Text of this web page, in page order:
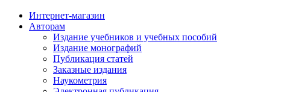
Интернет-магазин
Авторам
Издание учебников и учебных пособий
Издание монографий
Публикация статей
Заказные издания
Наукометрия